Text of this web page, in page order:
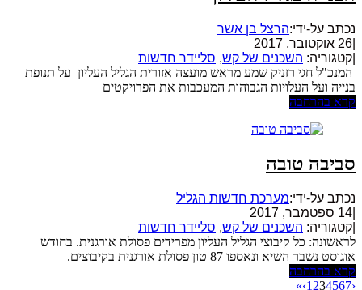
נכתב על-ידי:הרצל בן אשר
26 אוקטובר, 2017
קטגוריה: השכנים של קש, סליידר חדשות
המנכ"ל חגי רזניק שמע מראש מועצה אזורית הגליל העליון על תנופת
בנייה ועל העלויות הגבוהות המעכבות את הפרויקטים
קרא בהרחבה
סביבה טובה
נכתב על-ידי:מערכת חדשות הגליל
14 ספטמבר, 2017
קטגוריה: השכנים של קש, סליידר חדשות
לראשונה: כל קיבוצי הגליל העליון מפרידים פסולת אורגנית. בחודש
אוגוסט נשבר השיא ונאספו 87 טון פסולת אורגנית בקיבוצים.
קרא בהרחבה
‹
1 234567
›
»